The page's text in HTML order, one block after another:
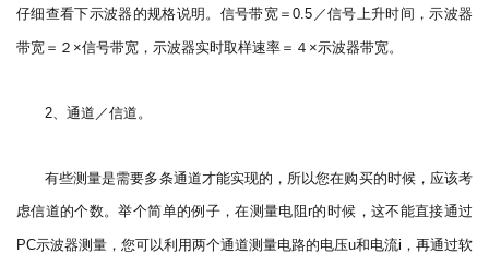
仔细查看下示波器的规格说明。信号带宽＝0.5 ／信号上升时间，示波器
带宽＝２ ×信号带宽，示波器实时取样速率＝４ ×示波器带宽。
2 、通道／信道。
有些测量是需要多条通道才能实现的，所以您在购买的时候，应该考
虑信道的个数。举个简单的例子，在测量电阻r的时候，这不能直接通过
PC示波器测量，您可以利用两个通道测量电路的电压u和电流i ，再通过软